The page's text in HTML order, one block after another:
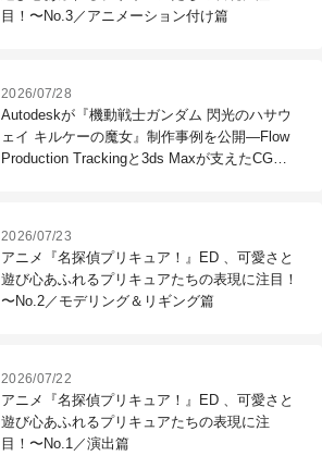
目！〜No.3／アニメーション付け篇
2026/07/28
Autodeskが『機動戦士ガンダム 閃光のハサウ
ェイ キルケーの魔女』制作事例を公開―Flow
Production Trackingと3ds Maxが支えたCG制
2026/07/23
アニメ『名探偵プリキュア！』ED 、可愛さと
遊び心あふれるプリキュアたちの表現に注目！
〜No.2／モデリング＆リギング篇
2026/07/22
アニメ『名探偵プリキュア！』ED 、可愛さと
遊び心あふれるプリキュアたちの表現に注
目！〜No.1／演出篇